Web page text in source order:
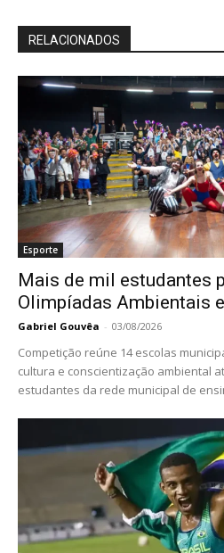
RELACIONADOS
Esporte
Mais de mil estudantes
Olimpíadas Ambientais
Gabriel Gouvêa - 03/08/2026
Competição reúne 14 escolas
cultura e conscientização ambiental
estudantes da rede municipal de